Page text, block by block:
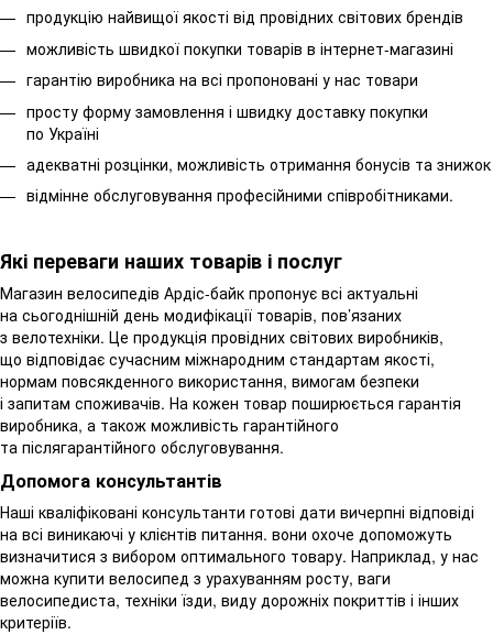
продукцію найвищої якості від провідних світових брендів
можливість швидкої покупки товарів в інтернет-магазині
гарантію виробника на всі пропоновані у нас товари
просту форму замовлення і швидку доставку покупки
по Україні
адекватні розцінки, можливість отримання бонусів та знижок
відмінне обслуговування професійними співробітниками.
Які переваги наших товарів і послуг
Магазин велосипедів Ардіс-байк пропонує всі актуальні
на сьогоднішній день модифікації товарів, пов’язаних
з велотехніки. Це продукція провідних світових виробників,
що відповідає сучасним міжнародним стандартам якості,
нормам повсякденного використання, вимогам безпеки
і запитам споживачів. На кожен товар поширюється гарантія
виробника, а також можливість гарантійного
та післягарантійного обслуговування.
Допомога консультантів
Наші кваліфіковані консультанти готові дати вичерпні відповіді
на всі виникаючі у клієнтів питання. вони охоче допоможуть
визначитися з вибором оптимального товару. Наприклад, у нас
можна купити велосипед з урахуванням росту, ваги
велосипедиста, техніки їзди, виду дорожніх покриттів і інших
критеріїв.